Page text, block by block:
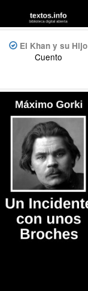
El Khan y su Hijo
Cuento